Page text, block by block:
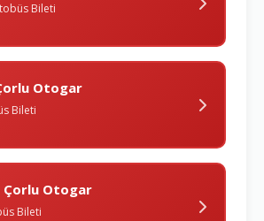
Bileti
Otogar
Bileti
Çorlu Otogar
Bileti